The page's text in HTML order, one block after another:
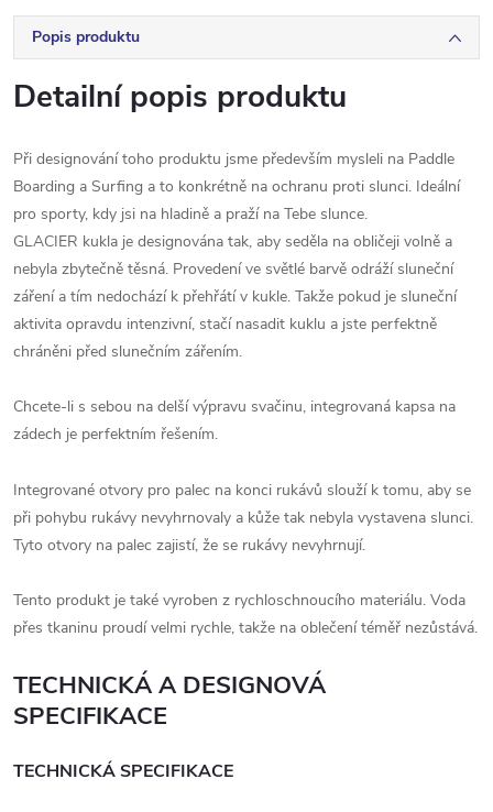
Popis produktu
Detailní popis produktu
Při designování toho produktu jsme především mysleli na Paddle
Boarding a Surfing a to konkrétně na ochranu proti slunci. Ideální
pro sporty, kdy jsi na hladině a praží na Tebe slunce.
GLACIER kukla je designována tak, aby seděla na obličeji volně a
nebyla zbytečně těsná. Provedení ve světlé barvě odráží sluneční
záření a tím nedochází k přehřátí v kukle. Takže pokud je sluneční
aktivita opravdu intenzivní, stačí nasadit kuklu a jste perfektně
chráněni před slunečním zářením.
Chcete-li s sebou na delší výpravu svačinu, integrovaná kapsa na
zádech je perfektním řešením.
Integrované otvory pro palec na konci rukávů slouží k tomu, aby se
při pohybu rukávy nevyhrnovaly a kůže tak nebyla vystavena slunci.
Tyto otvory na palec zajistí, že se rukávy nevyhrnují.
Tento produkt je také vyroben z rychloschnoucího materiálu. Voda
přes tkaninu proudí velmi rychle, takže na oblečení téměř nezůstává.
TECHNICKÁ A DESIGNOVÁ
SPECIFIKACE
TECHNICKÁ SPECIFIKACE